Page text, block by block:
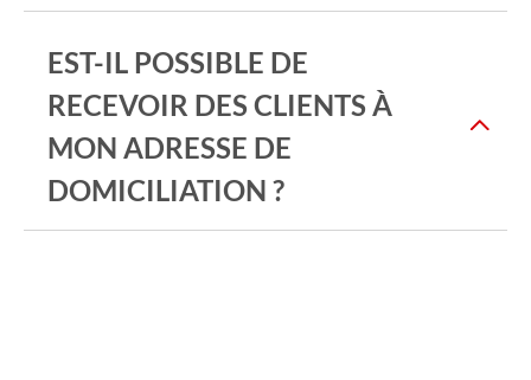
EST-IL POSSIBLE DE
RECEVOIR DES CLIENTS À
MON ADRESSE DE
DOMICILIATION ?